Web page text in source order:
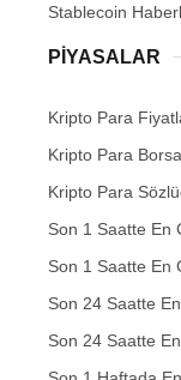
Stablecoin
PIYASALAR
Kripto Para
Kripto Para
Kripto Para
Son 1 Saatte En
Son 1 Saatte En
Son 24 Saatte
Son 24 Saatte